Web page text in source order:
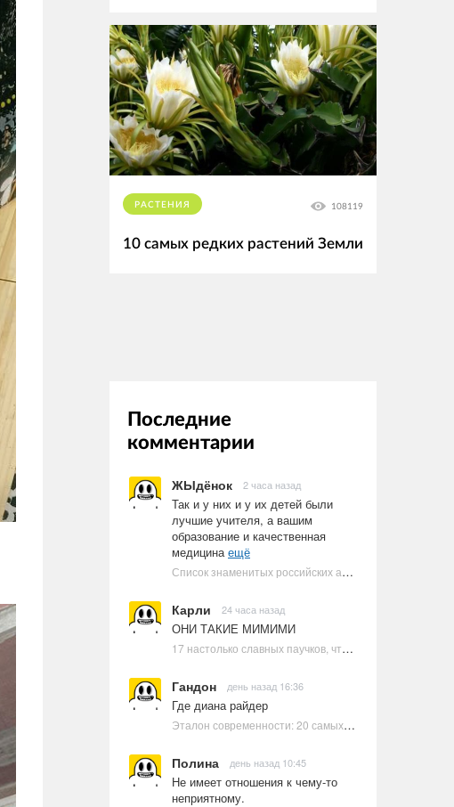
РАСТЕНИЯ 108119
10 самых редких растений Земли
Последние
комментарии
ЖЫдёнок 2 часа назад
Так и у них и у их детей были
лучшие учителя, а вашим
образование и качественная
медицинаещё
Список знаменитых российских артистов-евреев | Ультрамарин
Карли 24 часа назад
ОНИ ТАКИЕ МИМИМИ
17 настолько славных паучков, что даже у арахнофобов появится желание их погладить
Гандон день назад 16:36
Где диана райдер
Эталон современности: 20 самых красивых и привлекательных актрис Голливуда, по мнению Google | Ультрамарин
Полина день назад 10:45
Не имеет отношения к чему-то
неприятному.